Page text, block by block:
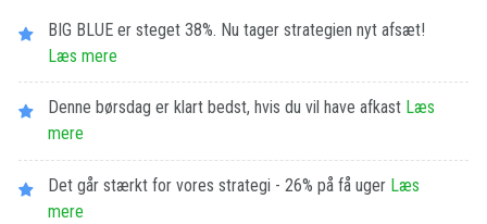
BIG BLUE er steget 38%. Nu tager strategien nyt afsæt!
Læs mere
Denne børsdag er klart bedst, hvis du vil have afkast Læs
mere
Det går stærkt for vores strategi - 26% på få uger Læs
mere